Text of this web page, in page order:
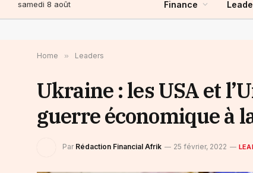
samedi 8 août Finance
Home » Leaders
Ukraine : les USA et
guerre économique à
Par Rédaction Financial Afrik 25 février, 2022